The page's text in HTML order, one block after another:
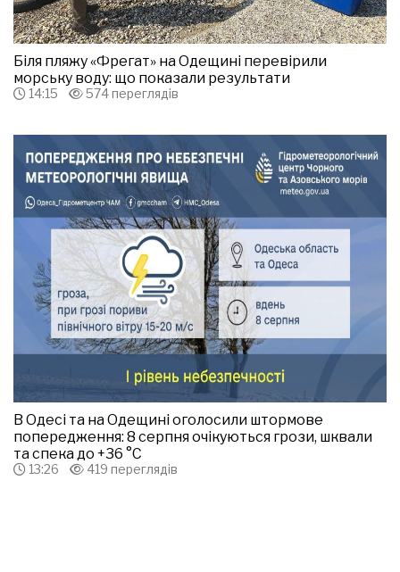
Біля пляжу «Фрегат» на Одещині перевірили
морську воду: що показали результати
14:15 574 переглядів
В Одесі та на Одещині оголосили штормове
попередження: 8 серпня очікуються грози, шквали
та спека до +36 °С
13:26 419 переглядів